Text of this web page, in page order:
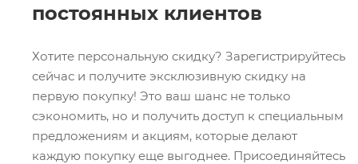
постоянных клиентов
Хотите персональную скидку? Зарегистрируйтесь
сейчас и получите эксклюзивную скидку на
первую покупку! Это ваш шанс не только
сэкономить, но и получить доступ к специальным
предложениям и акциям, которые делают
каждую покупку еще выгоднее. Присоединяйтесь